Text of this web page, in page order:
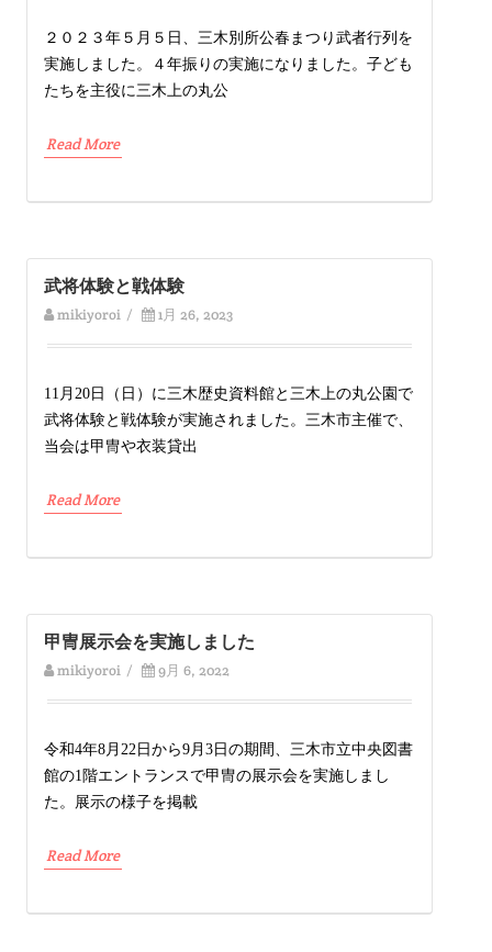
２０２３年５月５日、三木別所公春まつり武者行列を
実施しました。４年振りの実施になりました。子ども
たちを主役に三木上の丸公
Read More
武将体験と戦体験
mikiyoroi / 1月 26, 2023
11月20日（日）に三木歴史資料館と三木上の丸公園で
武将体験と戦体験が実施されました。三木市主催で、
当会は甲冑や衣装貸出
Read More
甲冑展示会を実施しました
mikiyoroi / 9月 6, 2022
令和4年8月22日から9月3日の期間、三木市立中央図書
館の1階エントランスで甲冑の展示会を実施しまし
た。展示の様子を掲載
Read More